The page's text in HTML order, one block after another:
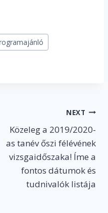
NEXT
Közeleg a 2019/2020-
as tanév őszi félévének
vizsgaidőszaka! Íme a
fontos dátumok és
tudnivalók listája